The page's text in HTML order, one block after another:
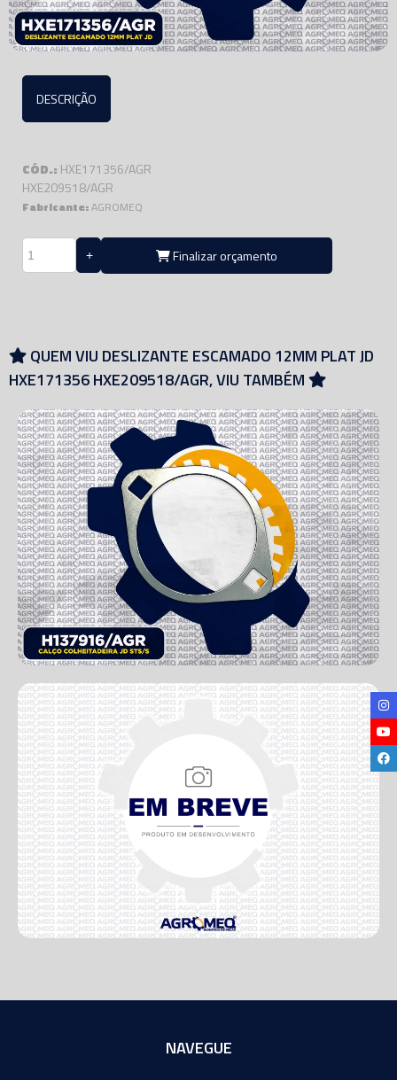
DESCRIÇÃO
CÓD.: HXE171356/AGR
HXE209518/AGR
Fabricante:AGROMEQ
Finalizar orçamento
QUEM VIU DESLIZANTE ESCAMADO 12MM PLAT JD
HXE171356 HXE209518/AGR, VIU TAMBÉM
NAVEGUE